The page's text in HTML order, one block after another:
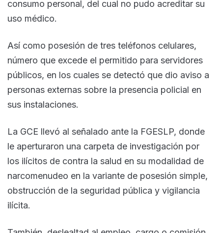
consumo personal, del cual no pudo acreditar su
uso médico.
Así como posesión de tres teléfonos celulares,
número que excede el permitido para servidores
públicos, en los cuales se detectó que dio aviso a
personas externas sobre la presencia policial en
sus instalaciones.
La GCE llevó al señalado ante la FGESLP, donde
le aperturaron una carpeta de investigación por
los ilícitos de contra la salud en su modalidad de
narcomenudeo en la variante de posesión simple,
obstrucción de la seguridad pública y vigilancia
ilícita.